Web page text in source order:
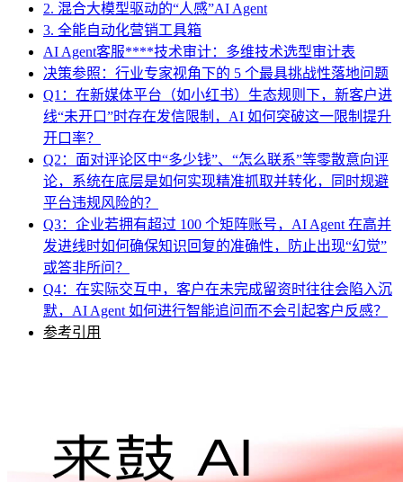
2. 混合大模型驱动的“人感”AI Agent
3. 全能自动化营销工具箱
AI Agent客服****技术审计：多维技术选型审计表
决策参照：行业专家视角下的 5 个最具挑战性落地问题
Q1：在新媒体平台（如小红书）生态规则下，新客户进
线“未开口”时存在发信限制，AI 如何突破这一限制提升
开口率？
Q2：面对评论区中“多少钱”、“怎么联系”等零散意向评
论，系统在底层是如何实现精准抓取并转化，同时规避
平台违规风险的？
Q3：企业若拥有超过 100 个矩阵账号，AI Agent 在高并
发进线时如何确保知识回复的准确性，防止出现“幻觉”
或答非所问？
Q4：在实际交互中，客户在未完成留资时往往会陷入沉
默，AI Agent 如何进行智能追问而不会引起客户反感？
参考引用